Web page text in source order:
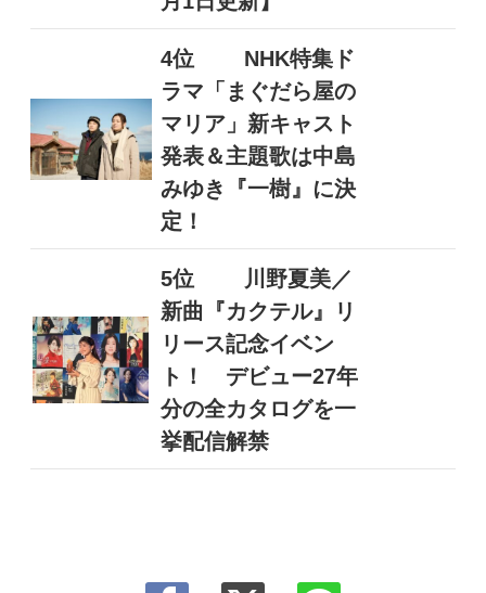
4位
NHK特集ド
ラマ「まぐだら屋の
マリア」新キャスト
発表＆主題歌は中島
みゆき『一樹』に決
定！
5位
川野夏美／
新曲『カクテル』リ
リース記念イベン
ト！ デビュー27年
分の全カタログを一
挙配信解禁